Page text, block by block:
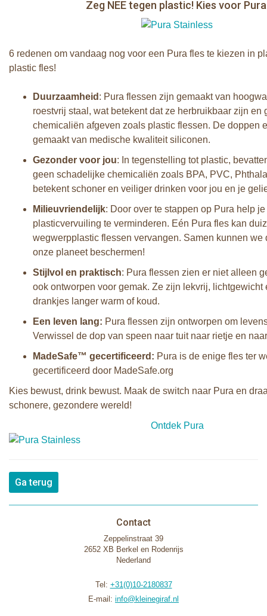
Zeg NEE tegen plastic! Kies voor
6 redenen om vandaag nog voor een Pura fles te kiezen in
plastic fles!
Duurzaamheid : Pura flessen zijn gemaakt van
roestvrij staal, wat betekent dat ze herbruikbaar zijn en
chemicaliën afgeven zoals plastic flessen. De doppen
gemaakt van medische kwaliteit siliconen.
Gezonder voor jou: In tegenstelling tot plastic,
geen schadelijke chemicaliën zoals BPA, PVC,
betekent schoner en veiliger drinken voor jou en je
Milieuvriendelijk: Door over te stappen op Pura help
plasticvervuiling te verminderen. Eén Pura fles kan
wegwerpplastic flessen vervangen. Samen kunnen we
onze planeet beschermen!
Stijlvol en praktisch: Pura flessen zien er niet alleen
ook ontworpen voor gemak. Ze zijn lekvrij, lichtgewicht
drankjes langer warm of koud.
Een leven lang: Pura flessen zijn ontworpen om
Verwissel de dop van speen naar tuit naar rietje en
MadeSafe™ gecertificeerd: Pura is de enige fles ter
gecertificeerd door MadeSafe.org
Kies bewust, drink bewust. Maak de switch naar Pura en
schonere, gezondere wereld!
Ontdek Pura
Ga terug
Contact
Zeppelinstraat 39
2652 XB Berkel en Rodenrijs
Nederland
Tel: +31(0)10-2180837
E-mail: info@kleinegiraf.nl